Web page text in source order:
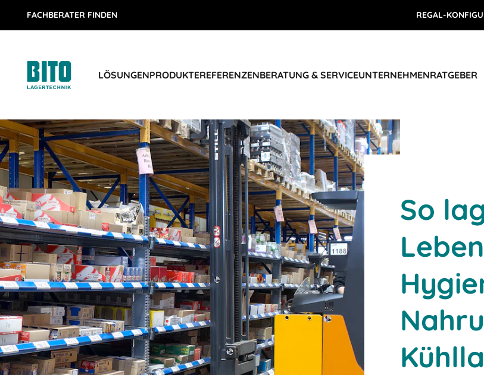
FACHBERATER FINDEN REGAL-
LÖSUNGENPRODUKTEREFERENZENBERATUNG & SERVICEUNTERNEHMENRATGEBER
So